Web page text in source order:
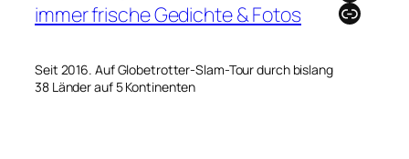
immer frische Gedichte & Fotos
Seit 2016. Auf Globetrotter-Slam-Tour durch bislang
38 Länder auf 5 Kontinenten
Link